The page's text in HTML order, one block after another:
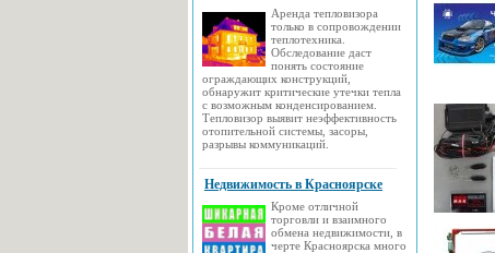
Аренда тепловизора
только в сопровождении
теплотехника.
Обследование даст
понять состояние
ограждающих конструкций,
обнаружит критические утечки тепла
с возможным конденсированием.
Тепловизор выявит неэффективность
отопительной системы, засоры,
разрывы коммуникаций.
Недвижимость в Красноярске
Кроме отличной
торговли и взаимного
обмена недвижимости, в
черте Красноярска много